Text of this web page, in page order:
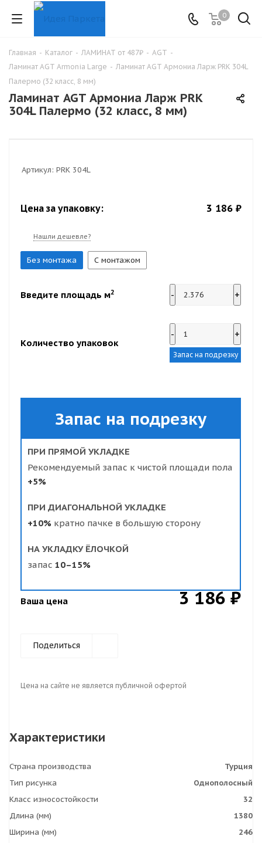
0
Главная - Каталог - ЛАМИНАТ от 487₽ - AGT -
Ламинат AGT Armonia Large - Ламинат AGT Армониа Ларж PRK 304L
Палермо (32 класс, 8 мм)
Ламинат AGT Армониа Ларж PRK
304L Палермо (32 класс, 8 мм)
Артикул: PRK 304L
Цена за упаковку: 3 186 ₽
Нашли дешевле?
Без монтажа С монтажом
Введите площадь м2 - +
Количество упаковок
- +
Запас на подрезку
Запас на подрезку
ПРИ ПРЯМОЙ УКЛАДКЕ
Рекомендуемый запас к чистой площади пола
+5%
ПРИ ДИАГОНАЛЬНОЙ УКЛАДКЕ
+10% кратно пачке в большую сторону
НА УКЛАДКУ ЁЛОЧКОЙ
запас 10–15%
Ваша цена 3 186 ₽
Поделиться
Цена на сайте не является публичной офертой
Характеристики
Страна производства
Турция
Тип рисунка
Однополосный
Класс износостойкости
32
Длина (мм)
1380
Ширина (мм)
246